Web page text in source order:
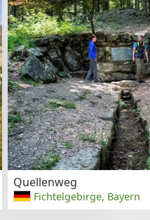
Quellenweg
Fichtelgebirge, Bayern